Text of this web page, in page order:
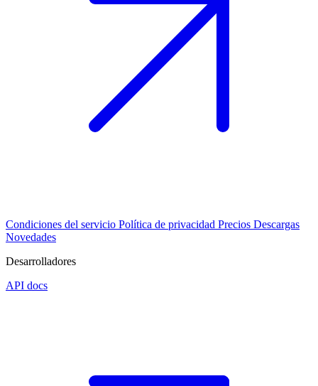
Condiciones del servicio Política de privacidad Precios Descargas
Novedades
Desarrolladores
API docs